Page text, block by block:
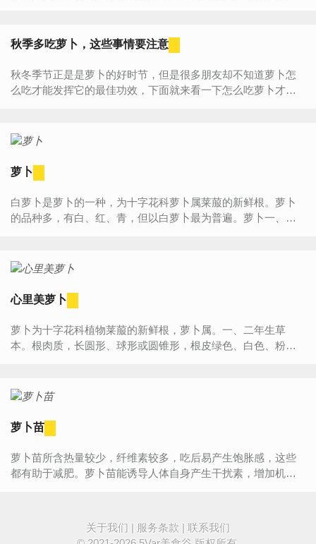
秋季多吃萝卜，这些事情要注意
秋冬季节正是是萝卜的好时节，但是很多朋友却不知道萝卜怎
么吃才能发挥它的最佳功效，下面就来看一下怎么吃萝卜才能
萝卜
白萝卜是萝卜的一种，为十字花科萝卜属莱菔的新鲜根。萝卜
的品种多，有白、红、青，但以白萝卜最为普遍。萝卜一、二
心里美萝卜
萝卜为十字花科植物莱菔的新鲜根，萝卜属。一、二年生草
本。根肉质，长圆形、球形或圆锥形，根皮绿色、白色、粉红
萝卜苗
萝卜苗所含热量较少，纤维素较多，吃后易产生饱胀感，这些
都有助于减肥。萝卜苗能诱导人体自身产生干扰素，增加机体
关于我们 | 服务条款 | 联系我们